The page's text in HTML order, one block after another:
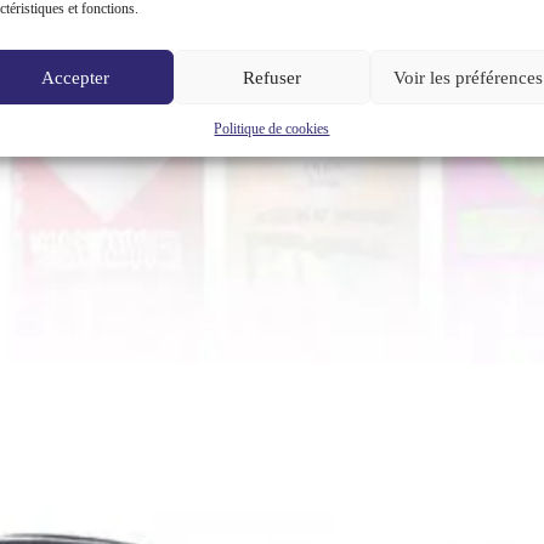
et fonctions.
Accepter Refuser Voir les préférences
Politique de cookies